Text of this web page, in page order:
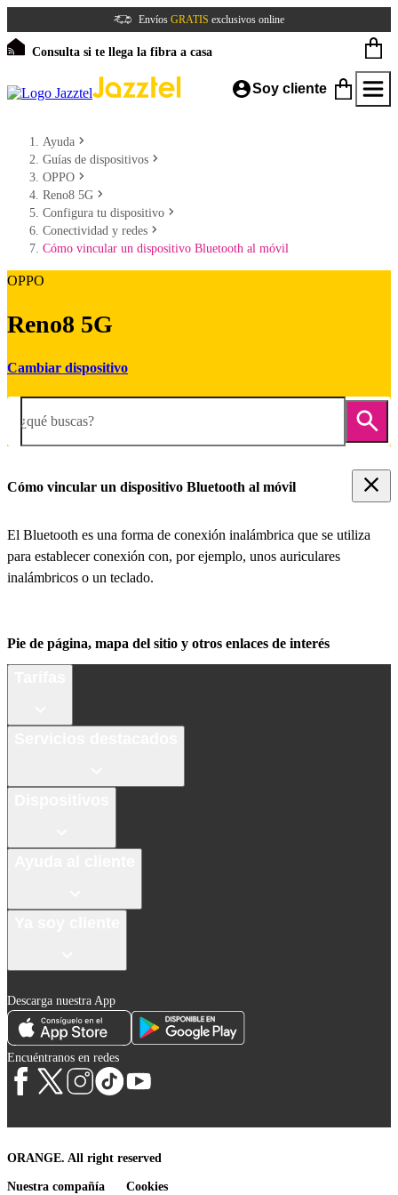
Envíos GRATIS exclusivos online
Consulta si te llega la fibra a casa
Soy cliente
Ayuda
Guías de dispositivos
OPPO
Reno8 5G
Configura tu dispositivo
Conectividad y redes
Cómo vincular un dispositivo Bluetooth al móvil
OPPO
Reno8 5G
Cambiar dispositivo
¿qué buscas?
Cómo vincular un dispositivo Bluetooth al móvil
El Bluetooth es una forma de conexión inalámbrica que se utiliza
para establecer conexión con, por ejemplo, unos auriculares
inalámbricos o un teclado.
Pie de página, mapa del sitio y otros enlaces de interés
Descarga nuestra App
Encuéntranos en redes
ORANGE. All right reserved
Nuestra compañía Cookies